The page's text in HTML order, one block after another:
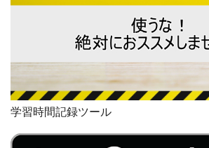
学習時間記録ツール